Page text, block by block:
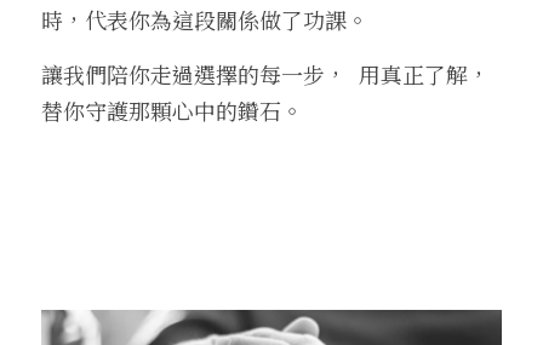
時，代表你為這段關係做了功課。
讓我們陪你走過選擇的每一步，  用真正了解，
替你守護那顆心中的鑽石。